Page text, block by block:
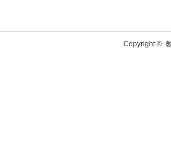
Copyright ©